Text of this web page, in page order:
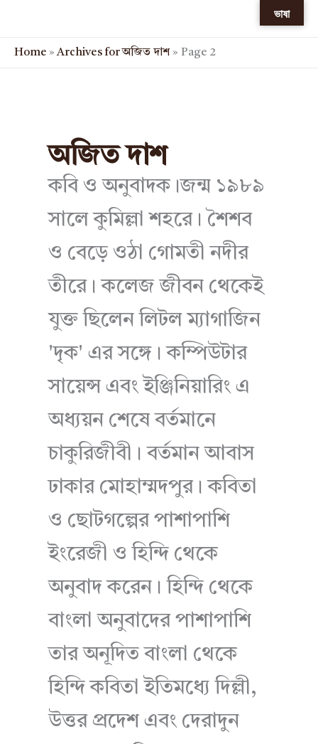
content
Home »Archives for অজিত দাশ» Page 2
অজিত দাশ
কবি ও অনুবাদক।জন্ম ১৯৮৯
সালে কুমিল্লা শহরে। শৈশব
ও বেড়ে ওঠা গোমতী নদীর
তীরে। কলেজ জীবন থেকেই
যুক্ত ছিলেন লিটল ম্যাগাজিন
'দৃক' এর সঙ্গে। কম্পিউটার
সায়েন্স এবং ইঞ্জিনিয়ারিং এ
অধ্যয়ন শেষে বর্তমানে
চাকুরিজীবী। বর্তমান আবাস
ঢাকার মোহাম্মদপুর। কবিতা
ও ছোটগল্পের পাশাপাশি
ইংরেজী ও হিন্দি থেকে
অনুবাদ করেন। হিন্দি থেকে
বাংলা অনুবাদের পাশাপাশি
তার অনূদিত বাংলা থেকে
হিন্দি কবিতা ইতিমধ্যে দিল্লী,
উত্তর প্রদেশ এবং দেরাদুন
ভাষা